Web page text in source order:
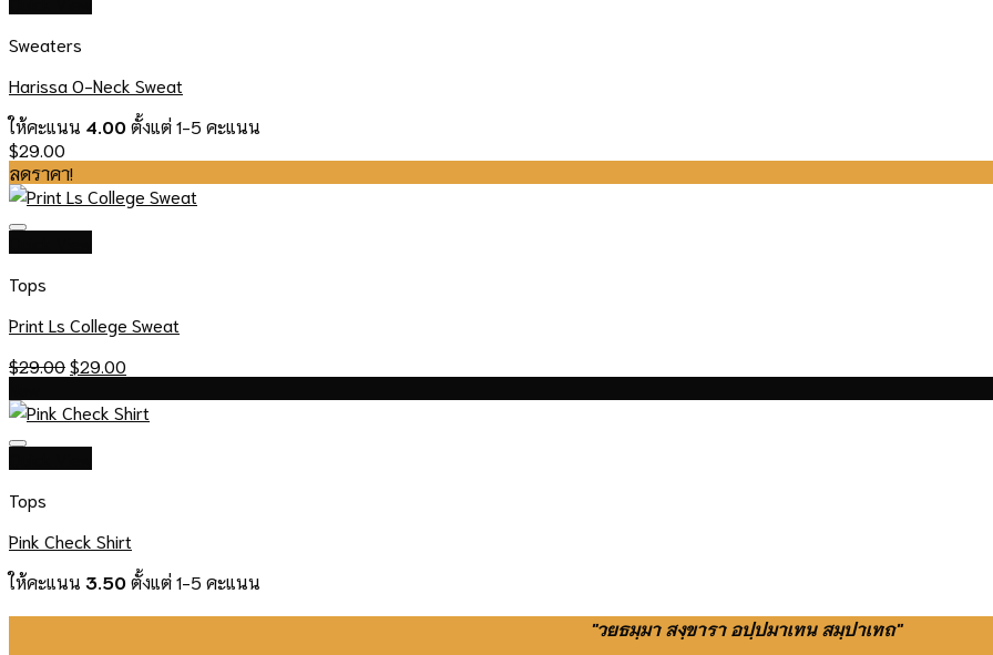
Sweaters
Harissa O-Neck Sweat
ให้คะแนน 4.00ตั้งแต่ 1-5 คะแนน
$29.00
ลดราคา!
Tops
Print Ls College Sweat
$29.00Original
was:
$29.00
is:
Tops
Pink Check Shirt
ให้คะแนน 3.50ตั้งแต่ 1-5 คะแนน
"วยธมฺมา สงฺขารา อปฺปมาเทน สมฺปาเทถ"